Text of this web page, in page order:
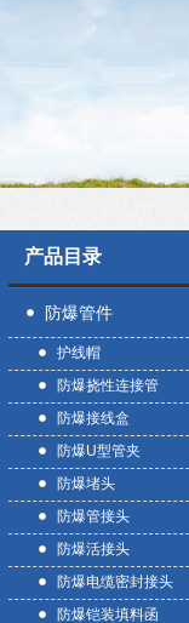
产品目录
防爆管件
护线帽
防爆挠性连接管
防爆接线盒
防爆U型管夹
防爆堵头
防爆管接头
防爆活接头
防爆电缆密封接头
防爆铠装填料函